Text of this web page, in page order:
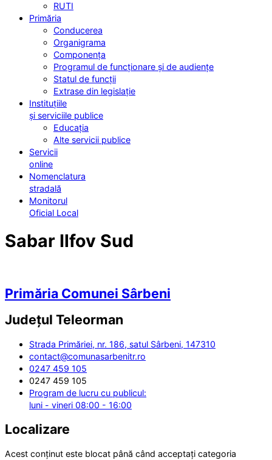
RUTI
Primăria
Conducerea
Organigrama
Componența
Programul de funcționare și de audiențe
Statul de funcții
Extrase din legislație
Instituțiile
și serviciile publice
Educația
Alte servicii publice
Servicii
online
Nomenclatura
stradală
Monitorul
Oficial Local
Sabar Ilfov Sud
Primăria Comunei Sârbeni
Județul Teleorman
Strada Primăriei, nr. 186, satul Sârbeni, 147310
contact@comunasarbenitr.ro
0247 459 105
0247 459 105
Program de lucru cu publicul:
luni - vineri 08:00 - 16:00
Localizare
Acest conținut este blocat până când acceptați categoria